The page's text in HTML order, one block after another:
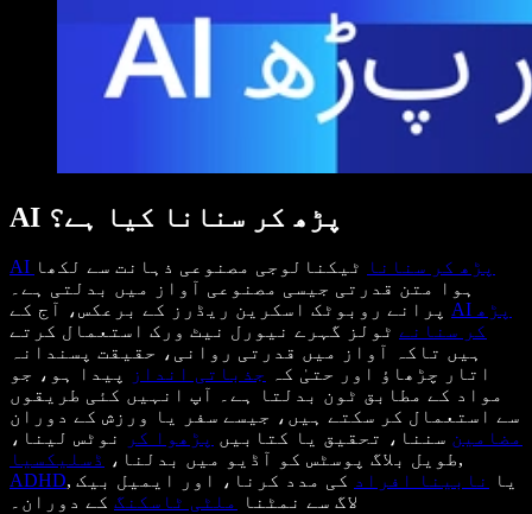
AI پڑھ کر سنانا کیا ہے؟
AI پڑھ کر سنانا
ٹیکنالوجی مصنوعی ذہانت سے لکھا
ہوا متن قدرتی جیسی مصنوعی آواز میں بدلتی ہے۔
AI پڑھ
کر سنانے ٹولز گہرے نیورل نیٹ ورک استعمال کرتے
ہیں تاکہ آواز میں قدرتی روانی، حقیقت پسندانہ
اتار چڑھاؤ اور حتیٰ کہ جذباتی انداز
پیدا ہو، جو
مواد کے مطابق ٹون بدلتا ہے۔ آپ انہیں کئی طریقوں
سے استعمال کر سکتے ہیں، جیسے سفر یا ورزش کے دوران
مضامین سننا، تحقیق یا کتابیں پڑھوا کر
نوٹس لینا،
طویل بلاگ پوسٹس کو آڈیو میں بدلنا،
ڈسلیکسیا
,
ADHD
, یا نابینا افراد کی مدد کرنا، اور ایمیل بیک
لاگ سے نمٹنا
ملٹی ٹاسکنگ کے دوران۔